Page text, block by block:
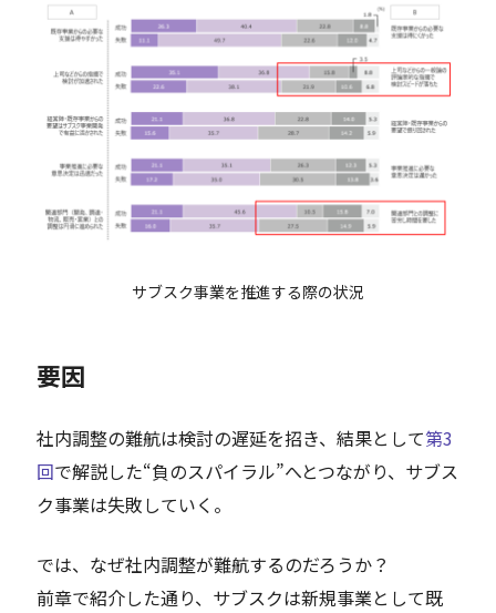
サブスク事業を推進する際の状況
要因
社内調整の難航は検討の遅延を招き、結果として第3
回で解説した“負のスパイラル”へとつながり、サブス
ク事業は失敗していく。
では、なぜ社内調整が難航するのだろうか？
前章で紹介した通り、サブスクは新規事業として既